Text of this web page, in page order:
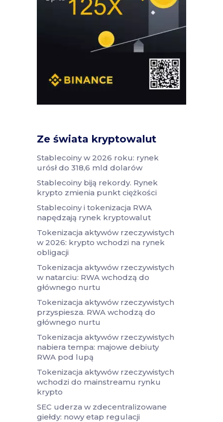
Ze świata kryptowalut
Stablecoiny w 2026 roku: rynek
urósł do 318,6 mld dolarów
Stablecoiny biją rekordy. Rynek
krypto zmienia punkt ciężkości
Stablecoiny i tokenizacja RWA
napędzają rynek kryptowalut
Tokenizacja aktywów rzeczywistych
w 2026: krypto wchodzi na rynek
obligacji
Tokenizacja aktywów rzeczywistych
w natarciu: RWA wchodzą do
głównego nurtu
Tokenizacja aktywów rzeczywistych
przyspiesza. RWA wchodzą do
głównego nurtu
Tokenizacja aktywów rzeczywistych
nabiera tempa: majowe debiuty
RWA pod lupą
Tokenizacja aktywów rzeczywistych
wchodzi do mainstreamu rynku
krypto
SEC uderza w zdecentralizowane
giełdy: nowy etap regulacji